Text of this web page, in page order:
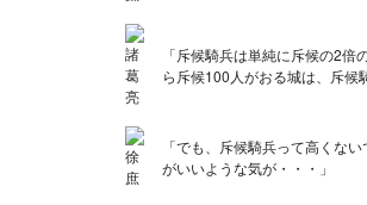
「斥候騎兵は単純に斥候の2
ら斥候100人がおる城は、斥候
「でも、斥候騎兵って高くな
がいいような気が・・・」